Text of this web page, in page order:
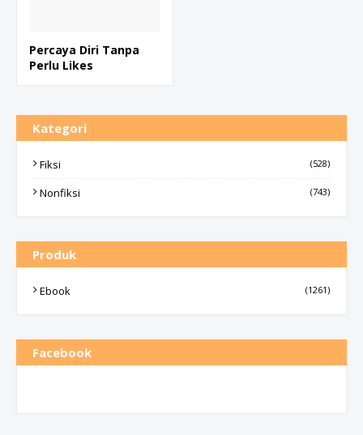
Percaya Diri Tanpa
Perlu Likes
Kategori
Fiksi (528)
Nonfiksi (743)
Produk
Ebook (1261)
Facebook